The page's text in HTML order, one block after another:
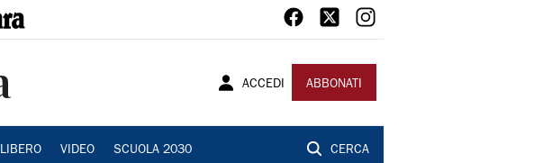
ACCEDI ABBONATI
VIDEO SCUOLA 2030 CERCA